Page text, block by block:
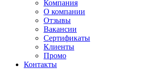
Компания
О компании
Отзывы
Вакансии
Сертификаты
Клиенты
Промо
Контакты